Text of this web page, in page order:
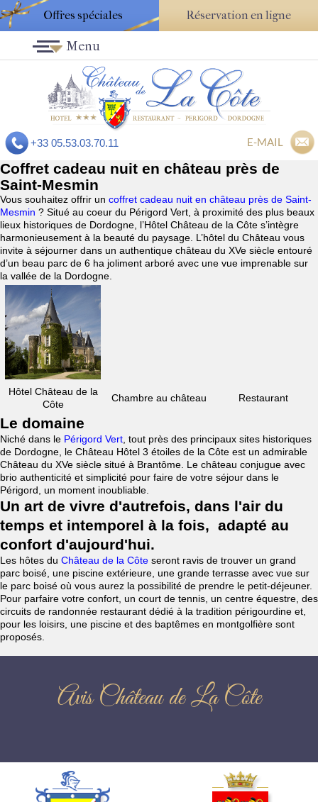
Offres spéciales Réservation en ligne
+33 05.53.03.70.11 E-MAIL
Menu
Coffret cadeau nuit en château près de
Saint-Mesmin
Vous souhaitez offrir un coffret cadeau nuit en château près de Saint-
Mesmin ? Situé au coeur du Périgord Vert, à proximité des plus beaux
lieux historiques de Dordogne, l’Hôtel Château de la Côte s’intègre
harmonieusement à la beauté du paysage. L’hôtel du Château vous
invite à séjourner dans un authentique château du XVe siècle entouré
d’un beau parc de 6 ha joliment arboré avec une vue imprenable sur
la vallée de la Dordogne.
Hôtel Château de la
Côte
Chambre au château Restaurant
Le domaine
Niché dans le Périgord Vert , tout près des principaux sites historiques
de Dordogne, le Château Hôtel 3 étoiles de la Côte est un admirable
Château du XVe siècle situé à Brantôme. Le château conjugue avec
brio authenticité et simplicité pour faire de votre séjour dans le
Périgord, un moment inoubliable.
Un art de vivre d'autrefois, dans l'air du
temps et intemporel à la fois, adapté au
confort d'aujourd'hui.
Les hôtes du Château de la Côte seront ravis de trouver un grand
parc boisé, une piscine extérieure, une grande terrasse avec vue sur
le parc boisé où vous aurez la possibilité de prendre le petit-déjeuner.
Pour parfaire votre confort, un court de tennis, un centre équestre, des
circuits de randonnée restaurant dédié à la tradition périgourdine et,
pour les loisirs, une piscine et des baptêmes en montgolfière sont
proposés.
Avis Château de La Côte